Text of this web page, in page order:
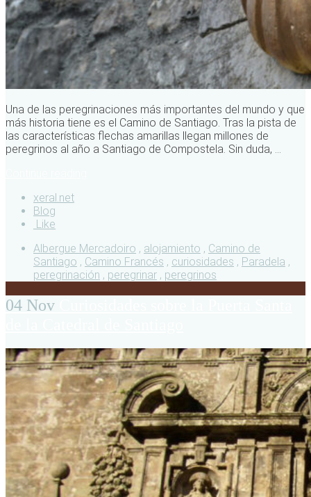
Una de las peregrinaciones más importantes del mundo y que
más historia tiene es el Camino de Santiago. Tras la pista de
las características flechas amarillas llegan millones de
peregrinos al año a Santiago de Compostela. Sin duda, ...
xeral.net
Blog
Like
Albergue Mercadoiro , alojamiento , Camino de
Santiago , Camino Francés , curiosidades , Paradela ,
peregrinación , peregrinar , peregrinos
04 Nov